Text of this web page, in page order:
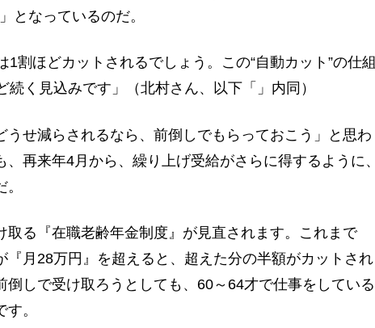
となっているのだ。
1割ほどカットされるでしょう。この“自動カット”の仕組
続く見込みです」（北村さん、以下「」内同）
せ減らされるなら、前倒しでもらっておこう」と思わ
、再来年4月から、繰り上げ受給がさらに得するように、
取る『在職老齢年金制度』が見直されます。これまで
『月28万円』を超えると、超えた分の半額がカットされ
倒しで受け取ろうとしても、60～64才で仕事をしている
。